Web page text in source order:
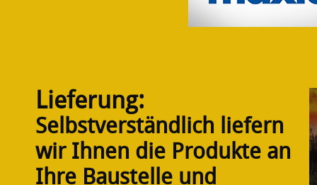
Lieferung:
Selbstverständlich liefern
wir Ihnen die Produkte an
Ihre Baustelle und